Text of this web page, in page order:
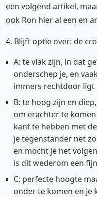
een volgend artikel,
ook Ron hier al een en
4. Blijft optie over: de
A: te vlak zijn, in dat
onderschep je, en
immers rechtdoor ligt
B: te hoog zijn en
om erachter te
kant te hebben met
je tegenstander net
en mocht je het
is dit wederom een
C: perfecte hoogte
onder te komen en je